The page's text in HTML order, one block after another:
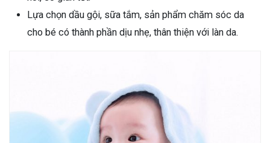
Lựa chọn dầu gội, sữa tắm, sản phẩm chăm sóc da
cho bé có thành phần dịu nhẹ, thân thiện với làn da.